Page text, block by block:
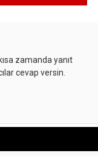
zamanda yanıt
cevap versin.